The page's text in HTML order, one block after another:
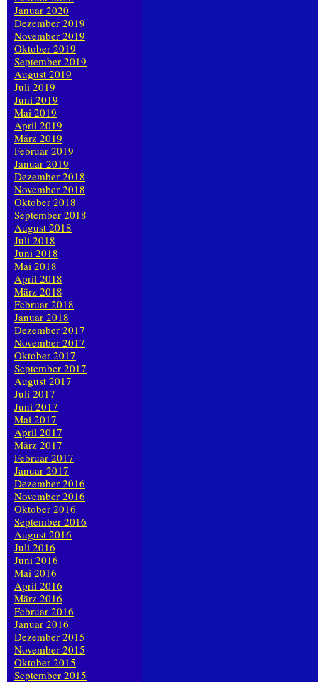
Januar 2020
Dezember 2019
November 2019
Oktober 2019
September 2019
August 2019
Juli 2019
Juni 2019
Mai 2019
April 2019
März 2019
Februar 2019
Januar 2019
Dezember 2018
November 2018
Oktober 2018
September 2018
August 2018
Juli 2018
Juni 2018
Mai 2018
April 2018
März 2018
Februar 2018
Januar 2018
Dezember 2017
November 2017
Oktober 2017
September 2017
August 2017
Juli 2017
Juni 2017
Mai 2017
April 2017
März 2017
Februar 2017
Januar 2017
Dezember 2016
November 2016
Oktober 2016
September 2016
August 2016
Juli 2016
Juni 2016
Mai 2016
April 2016
März 2016
Februar 2016
Januar 2016
Dezember 2015
November 2015
Oktober 2015
September 2015